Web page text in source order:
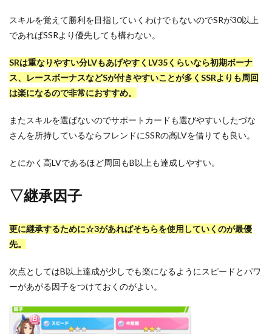
スキルを覚えて勝利を目指していくわけでもないのでSRが30以上
であればSSRより優先しても構わない。
SRは重なりやすい分LVもあげやすくLV35くらいなら初期ボーナ
ス、レースボーナスなどSが付きやすいことが多くSSRよりも周回
は楽になるので非常におすすめ。
またスキルを選ばないのでサポートカードも選びやすいしたづな
さんを所持しているならフレンドにSSRの高LVを借りても良い。
とにかく高LVであるほど周回もB以上も達成しやすい。
▽継承因子
更に継承するために☆3があればそちらを使用していくのが最優
先。
次点としてはB以上達成が少しでも楽になるようにスピードとパワ
ーがあがる因子をつけておくのがよい。